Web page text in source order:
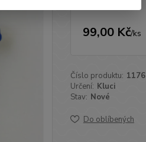
99,00 Kč/ks
Číslo produktu: 1176
Určení: Kluci
Stav: Nové
Do oblíbených